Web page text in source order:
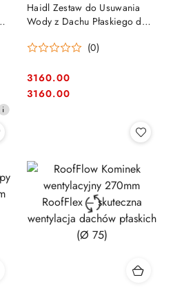
Haidl Zestaw do Usuwania
Wody z Dachu Płaskiego do
(0)
Cena:
3160.00
Cena:
3160.00